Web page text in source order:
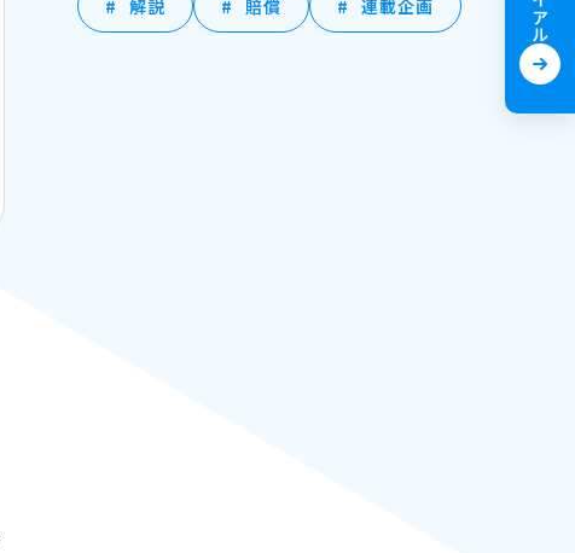
解説 賠償 連載企画